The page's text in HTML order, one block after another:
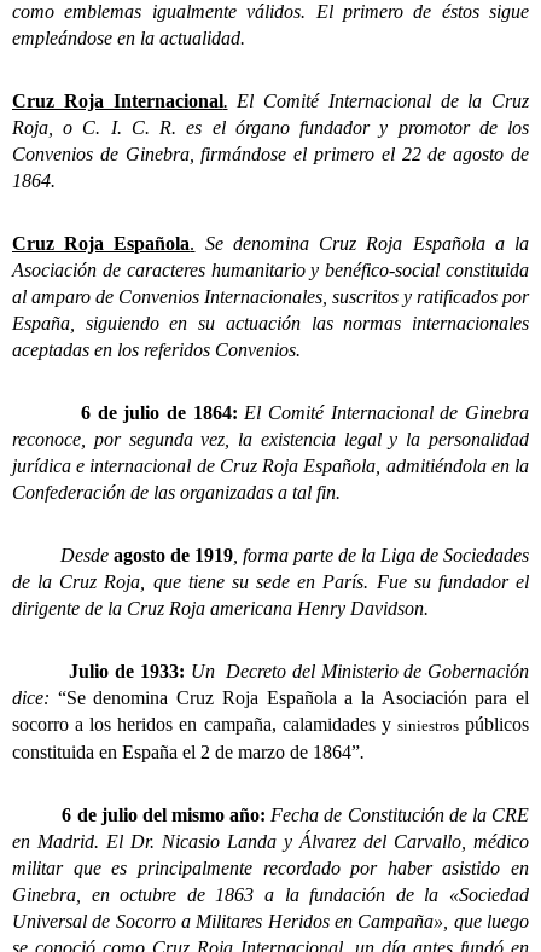
como emblemas igualmente válidos. El primero de éstos sigue
empleándose en la actualidad.
Cruz Roja Internacional. El Comité Internacional de la Cruz
Roja, o C. I. C. R. es el órgano fundador y promotor de los
Convenios de Ginebra, firmándose el primero el 22 de agosto de
1864.
Cruz Roja Española. Se denomina Cruz Roja Española a la
Asociación de caracteres humanitario y benéfico-social constituida
al amparo de Convenios Internacionales, suscritos y ratificados por
España, siguiendo en su actuación las normas internacionales
aceptadas en los referidos Convenios.
6 de julio de 1864: El Comité Internacional de Ginebra
reconoce, por segunda vez, la existencia legal y la personalidad
jurídica e internacional de Cruz Roja Española, admitiéndola en la
Confederación de las organizadas a tal fin.
Desde agosto de 1919 , forma parte de la Liga de Sociedades
de la Cruz Roja, que tiene su sede en París. Fue su fundador el
dirigente de la Cruz Roja americana Henry Davidson.
Julio de 1933: Un Decreto del Ministerio de Gobernación
dice: “Se denomina Cruz Roja Española a la Asociación para el
socorro a los heridos en campaña, calamidades y siniestrospúblicos
constituida en España el 2 de marzo de 1864”.
6 de julio del mismo año: Fecha de Constitución de la CRE
en Madrid. El Dr. Nicasio Landa y Álvarez del Carvallo, médico
militar que es principalmente recordado por haber asistido en
Ginebra, en octubre de 1863 a la fundación de la «Sociedad
Universal de Socorro a Militares Heridos en Campaña», que luego